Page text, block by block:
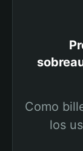
Como
los